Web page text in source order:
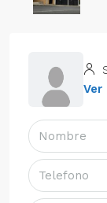
Ver